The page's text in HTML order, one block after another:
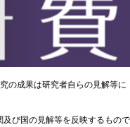
の成果は研究者自らの見解等に
び国の見解等を反映するもので